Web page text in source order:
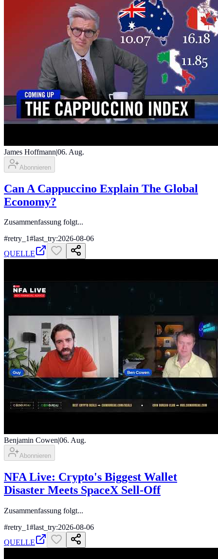
James Hoffmann|06. Aug.
Abonnieren
Can A Cappuccino Explain The Global
Economy?
Zusammenfassung folgt...
#retry_1#last_try:2026-08-06
QUELLE
Benjamin Cowen|06. Aug.
Abonnieren
NFA Live: Crypto's Biggest Wallet
Disaster Meets SpaceX Sell-Off
Zusammenfassung folgt...
#retry_1#last_try:2026-08-06
QUELLE